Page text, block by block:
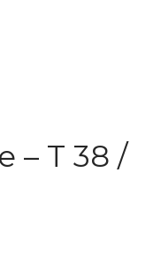
– T 38 /